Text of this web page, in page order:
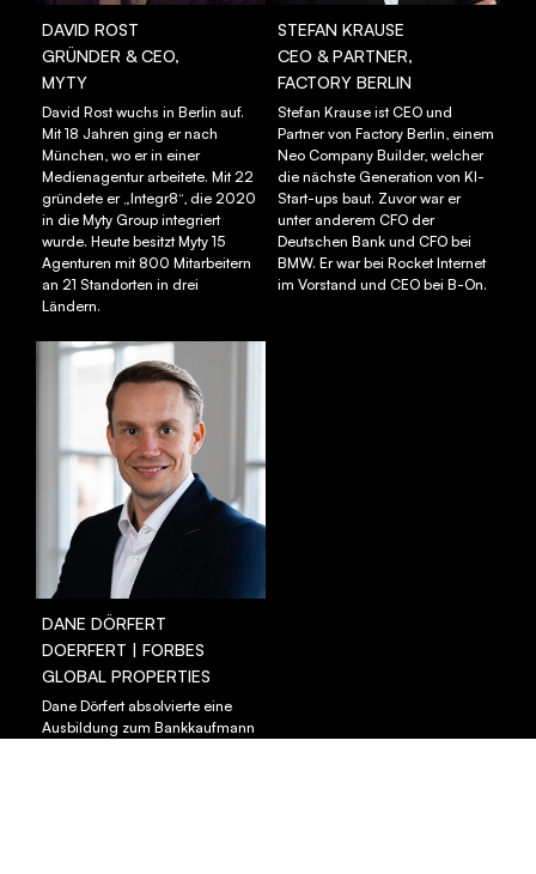
DAVID ROST
GRÜNDER & CEO,
MYTY
David Rost wuchs in Berlin auf.
Mit 18 Jahren ging er nach
München, wo er in einer
Medienagentur arbeitete. Mit 22
gründete er „Integr8“, die 2020
in die Myty Group integriert
wurde. Heute besitzt Myty 15
Agenturen mit 800 Mitarbeitern
an 21 Standorten in drei
Ländern.
STEFAN KRAUSE
CEO & PARTNER,
FACTORY BERLIN
Stefan Krause ist CEO und
Partner von Factory Berlin, einem
Neo Company Builder, welcher
die nächste Generation von KI-
Start-ups baut. Zuvor war er
unter anderem CFO der
Deutschen Bank und CFO bei
BMW. Er war bei Rocket Internet
im Vorstand und CEO bei B-On.
DANE DÖRFERT
DOERFERT | FORBES
GLOBAL PROPERTIES
Dane Dörfert absolvierte eine
Ausbildung zum Bankkaufmann
HOME
LISTMAKER
LISTDROP EVENT
PARTNER
KUNSTWERK
RECAP